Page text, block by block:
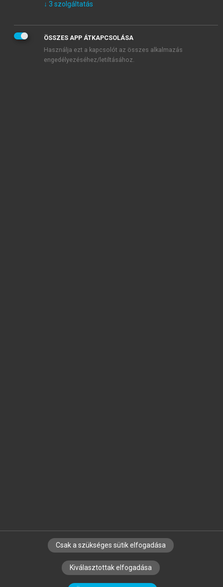
KIPRÓBÁLOM
SZERZŐKNEK CÉGEKNEK KÖNYVTÁROSOKNAK
SZERKESZTÉSI ÉS LEKTORÁLÁSI ALAPELVEK
↓ 3 szolgáltatás
ÖSSZES APP ÁTKAPCSOLÁSA
Használja ezt a kapcsolót az összes alkalmazás
engedélyezéséhez/letiltásához.
Csak a szükséges sütik elfogadása
Kiválasztottak elfogadása